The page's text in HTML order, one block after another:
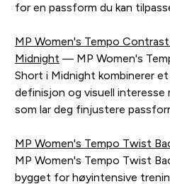
for en passform du kan
MP Women's Tempo
Midnight — MP Women's
Short i Midnight kombinerer
definisjon og visuell interesse
som lar deg finjustere
MP Women's Tempo Twist
MP Women's Tempo Twist
bygget for høyintensive